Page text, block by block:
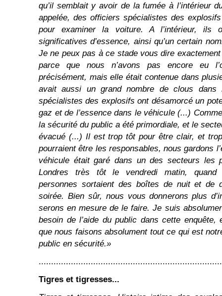
qu’il semblait y avoir de la fumée à l’intérieur
appelée, des officiers spécialistes des
pour examiner la voiture. A l’intérieur, ils
significatives d’essence, ainsi qu’un certain
Je ne peux pas à ce stade vous dire exactement
parce que nous n’avons pas encore eu
précisément, mais elle était contenue dans
avait aussi un grand nombre de clous dans
spécialistes des explosifs ont désamorcé un
gaz et de l’essence dans le véhicule (...)
la sécurité du public a été primordiale, et le
évacué (...) Il est trop tôt pour être clair, et
pourraient être les responsables, nous gardons
véhicule était garé dans un des secteurs les
Londres très tôt le vendredi matin, quand
personnes sortaient des boîtes de nuit et de
soirée. Bien sûr, nous vous donnerons plus
serons en mesure de le faire. Je suis
besoin de l’aide du public dans cette enquête,
que nous faisons absolument tout ce qui est
public en sécurité.»
Tigres et tigresses...